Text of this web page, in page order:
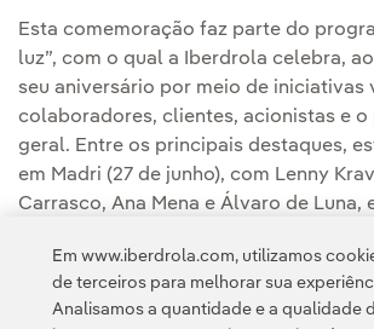
Esta comemoração faz parte do
luz”, com o qual a Iberdrola celebra,
seu aniversário por meio de iniciativas
colaboradores, clientes, acionistas e o
geral. Entre os principais destaques,
em Madri (27 de junho), com Lenny
Carrasco, Ana Mena e Álvaro de Luna,
além de exposições, eventos sociais e
edifícios emblemáticos.
Em www.iberdrola.com, utilizamos
de terceiros para melhorar sua
Analisamos a quantidade e a qualidade